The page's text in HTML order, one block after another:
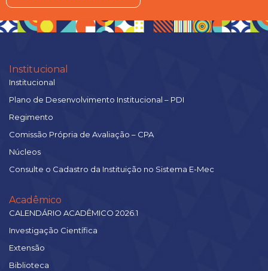
Institucional
Institucional
Plano de Desenvolvimento Institucional – PDI
Regimento
Comissão Própria de Avaliação – CPA
Núcleos
Consulte o Cadastro da Instituição no Sistema E-Mec
Acadêmico
CALENDÁRIO ACADÊMICO 2026.1
Investigação Científica
Extensão
Biblioteca